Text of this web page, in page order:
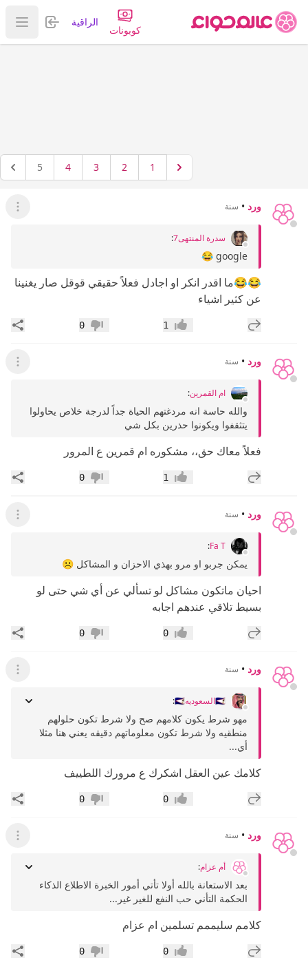
كوبونات
الراقية تسجيل
عرض
1
2
3
4
5
ورد • سنة عرض
سدرة المنتهى7 :
google 😂
😂😂ما اقدر انكر او اجادل فعلاً حقيقي قوقل صار يغنينا
عن كثير اشياء
إضافة رد جديد إعجاب1 عدم إعجاب
0
ورد • سنة عرض
ام القمرين:
والله حاسة انه مردغتهم الحياة جداً لدرجة خلاص يحاولوا
يتثقفوا ويكونوا حذرين بكل شي
فعلاً معاك حق،، مشكوره ام قمرين ع المرور
إضافة رد جديد إعجاب1 عدم إعجاب
0
ورد • سنة عرض
Fa T
:
يمكن جربو او مرو بهذي الاحزان و المشاكل ☹️
احيان ماتكون مشاكل لو تسألي عن أي شي حتى لو
بسيط تلاقي عندهم اجابه
إضافة رد جديد إعجاب0 عدم إعجاب
0
ورد • سنة عرض
🇸🇦السعوديه🇸🇦 :
مهو شرط يكون كلامهم صح ولا شرط تكون حلولهم
منطقيه ولا شرط تكون معلوماتهم دقيقه يعني هنا مثلا
أي...
كلامك عين العقل اشكرك ع مرورك اللطييف
إضافة رد جديد إعجاب0 عدم إعجاب
0
ورد • سنة عرض
أم عزام:
بعد الاستعانة بالله أولا تأتي أمور الخبرة الاطلاع الذكاء
الحكمة التأني حب النفع للغير غير...
كلامم سليممم تسلمين ام عزام
إضافة رد جديد إعجاب0 عدم إعجاب
0